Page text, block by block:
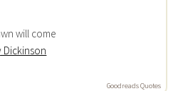
will come
Dickinson
Goodreads Quotes